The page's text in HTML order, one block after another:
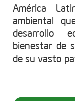
América
ambiental
desarrollo
bienestar de
de su vasto